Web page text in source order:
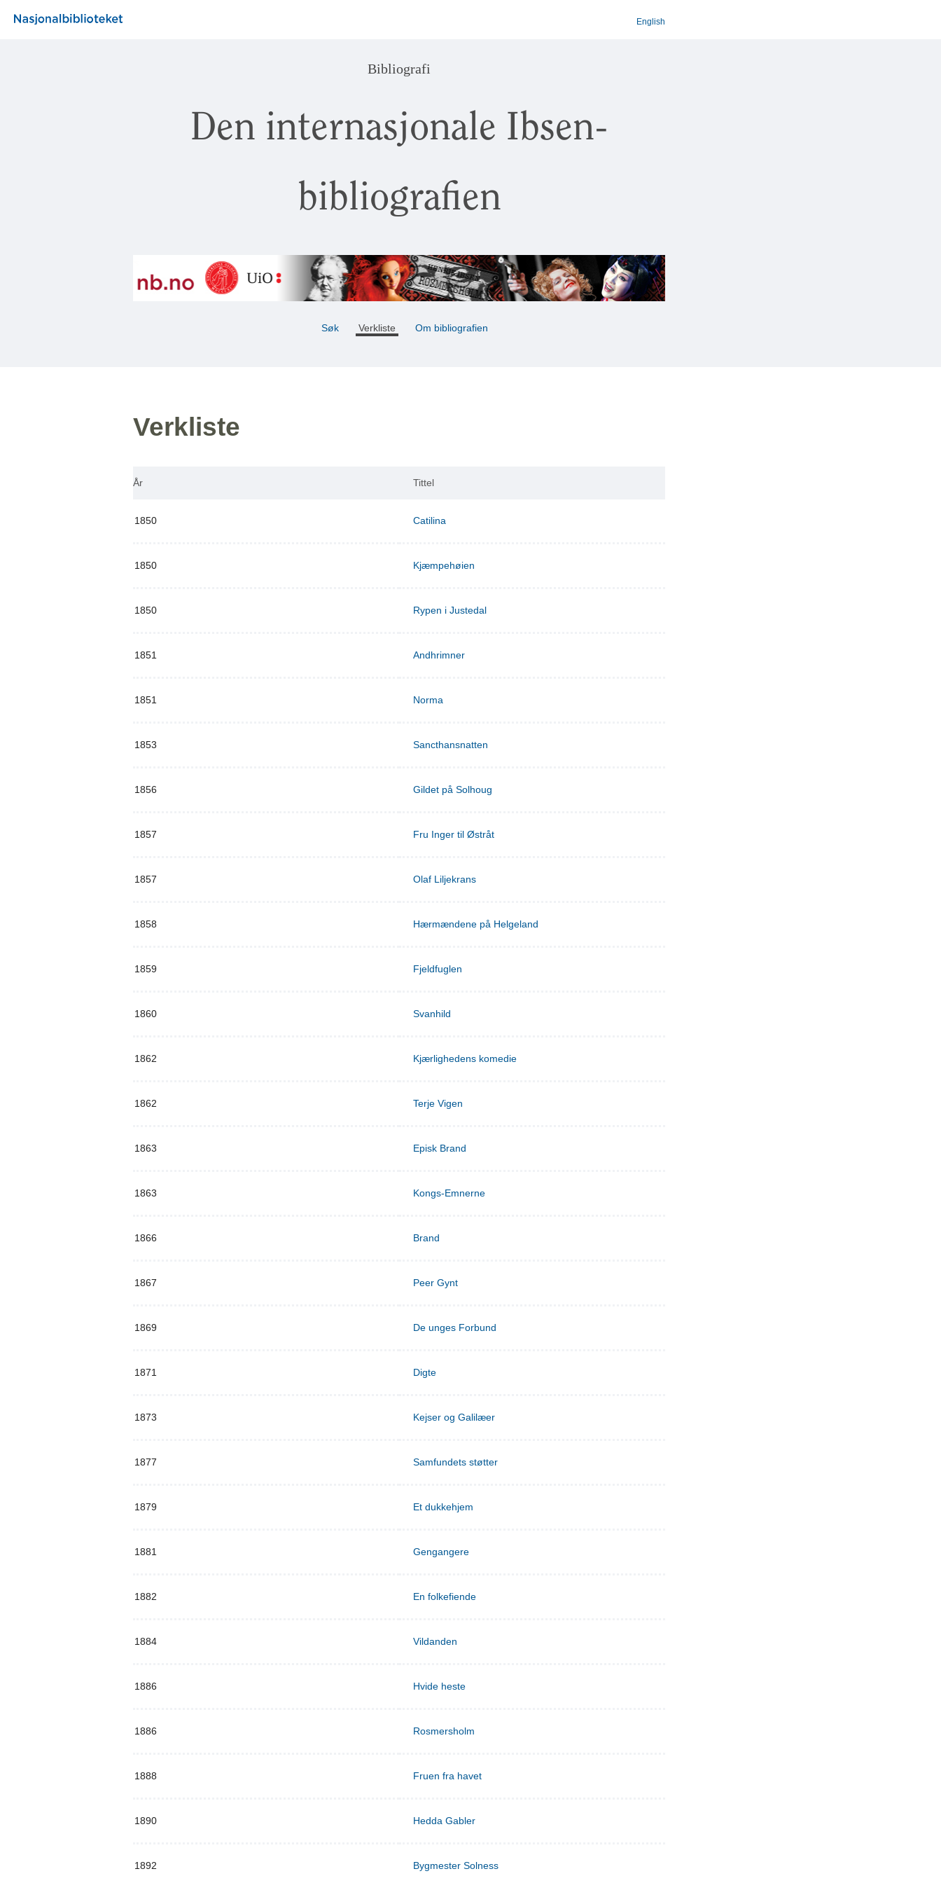
English
Bibliografi
Den internasjonale Ibsen-
bibliografien
Søk Verkliste Om bibliografien
Verkliste
År Tittel
1850 Catilina
1850 Kjæmpehøien
1850 Rypen i Justedal
1851 Andhrimner
1851 Norma
1853 Sancthansnatten
1856 Gildet på Solhoug
1857 Fru Inger til Østråt
1857 Olaf Liljekrans
1858 Hærmændene på Helgeland
1859 Fjeldfuglen
1860 Svanhild
1862 Kjærlighedens komedie
1862 Terje Vigen
1863 Episk Brand
1863 Kongs-Emnerne
1866 Brand
1867 Peer Gynt
1869 De unges Forbund
1871 Digte
1873 Kejser og Galilæer
1877 Samfundets støtter
1879 Et dukkehjem
1881 Gengangere
1882 En folkefiende
1884 Vildanden
1886 Hvide heste
1886 Rosmersholm
1888 Fruen fra havet
1890 Hedda Gabler
1892 Bygmester Solness